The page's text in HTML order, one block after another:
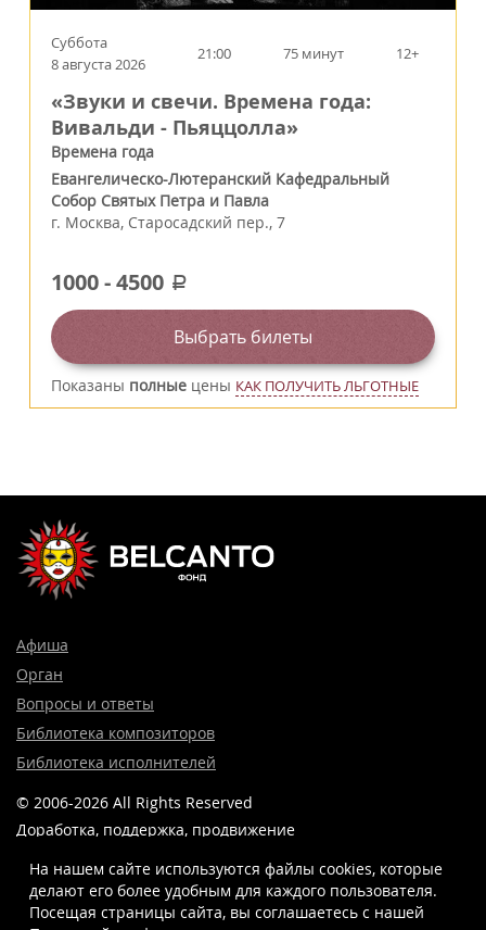
Суббота
8 августа 2026
21:00 75 минут 12+
«Звуки и свечи. Времена года:
Вивальди - Пьяццолла»
Времена года
Евангелическо-Лютеранский Кафедральный
Собор Святых Петра и Павла
г. Москва, Старосадский пер., 7
1000-4500 a
Выбрать билеты
Показаны полные цены КАК ПОЛУЧИТЬ ЛЬГОТНЫЕ
Афиша
Орган
Вопросы и ответы
Библиотека композиторов
Библиотека исполнителей
© 2006-2026 All Rights Reserved
Доработка, поддержка, продвижение
На нашем сайте используются файлы cookies, которые
делают его более удобным для каждого пользователя.
Посещая страницы сайта, вы соглашаетесь c нашей